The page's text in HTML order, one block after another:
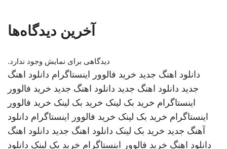
آخرین دیدگاه‌ها
دیدگاهی برای نمایش وجود ندارد.
دانلود اهنگ جدید خرید فالوور اینستاگرام دانلود اهنگ
جدید دانلود اهنگ جدید دانلود اهنگ جدید خرید فالوور
اینستاگرام خرید بک لینک خرید بک لینک خرید فالوور
اینستاگرام خرید بک لینک خرید فالوور اینستاگرام دانلود
آهنگ جدید خرید بک لینک دانلود اهنگ جدید دانلود اهنگ
دانلود اهنگ خرید فالوور اینستاگرام خرید بک لینک دانلود